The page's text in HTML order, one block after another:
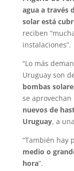
agua a través
solar está
reciben
instalaciones”.
“Lo más
Uruguay son
bombas
se aprovechan
nuevos de
Uruguay, a
“También hay
medio o
hora”.